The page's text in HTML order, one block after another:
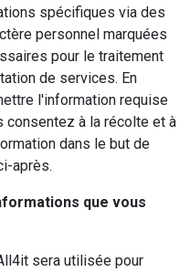
spécifiques via des
personnel marquées
pour le traitement
de services. En
l'information requise
consentez à la récolte et à
dans le but de
après.
que vous
sera utilisée pour